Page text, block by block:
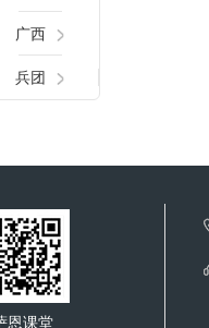
广西
兵团
恩课堂